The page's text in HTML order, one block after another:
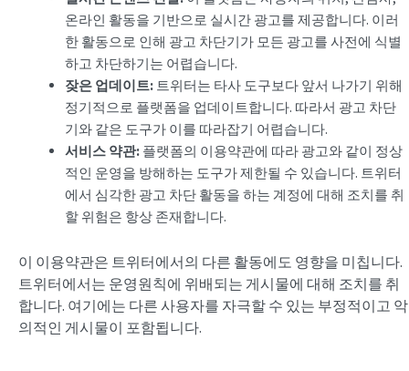
온라인 활동을 기반으로 실시간 광고를 제공합니다. 이러
한 활동으로 인해 광고 차단기가 모든 광고를 사전에 식별
하고 차단하기는 어렵습니다.
잦은 업데이트: 트위터는 타사 도구보다 앞서 나가기 위해
정기적으로 플랫폼을 업데이트합니다. 따라서 광고 차단
기와 같은 도구가 이를 따라잡기 어렵습니다.
서비스 약관: 플랫폼의 이용약관에 따라 광고와 같이 정상
적인 운영을 방해하는 도구가 제한될 수 있습니다. 트위터
에서 심각한 광고 차단 활동을 하는 계정에 대해 조치를 취
할 위험은 항상 존재합니다.
이 이용약관은 트위터에서의 다른 활동에도 영향을 미칩니다.
트위터에서는 운영원칙에 위배되는 게시물에 대해 조치를 취
합니다. 여기에는 다른 사용자를 자극할 수 있는 부정적이고 악
의적인 게시물이 포함됩니다.